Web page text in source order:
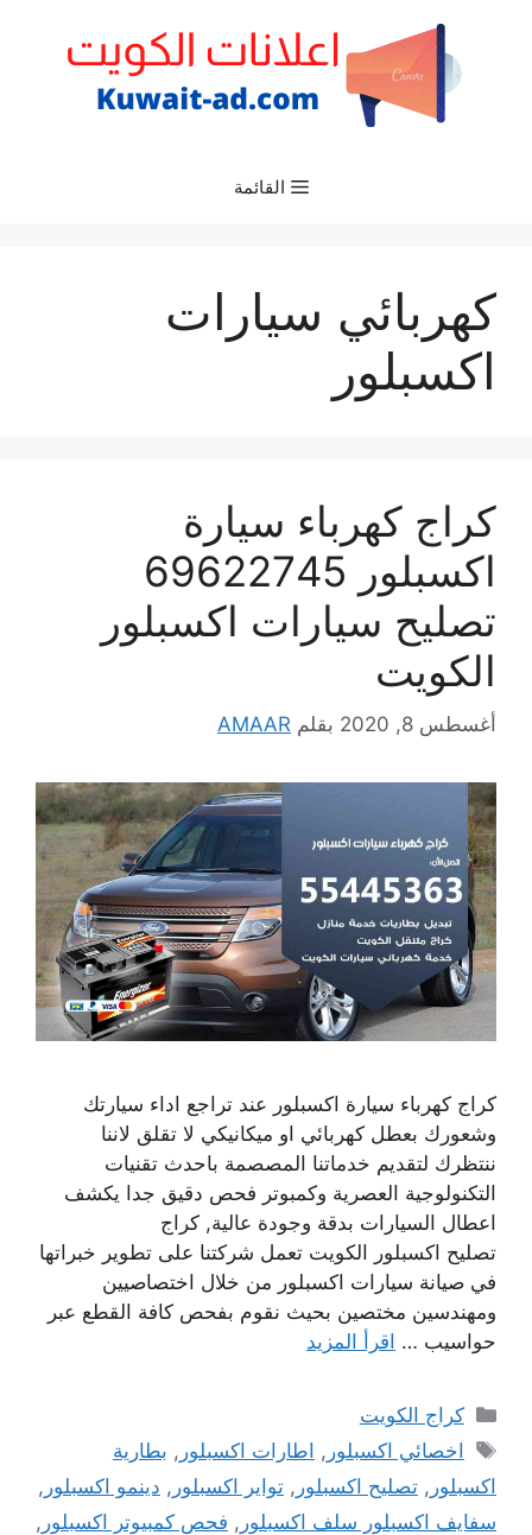
القائمة
كهربائي سيارات
اكسبلور
كراج كهرباء سيارة
اكسبلور 69622745
تصليح سيارات اكسبلور
الكويت
أغسطس 8, 2020 بقلم AMAAR
كراج كهرباء سيارة اكسبلور عند تراجع اداء سيارتك
وشعورك بعطل كهربائي او ميكانيكي لا تقلق لاننا
ننتظرك لتقديم خدماتنا المصصمة باحدث تقنيات
التكنولوجية العصرية وكمبوتر فحص دقيق جدا يكشف
اعطال السيارات بدقة وجودة عالية, كراج
تصليح اكسبلور الكويت تعمل شركتنا على تطوير خبراتها
في صيانة سيارات اكسبلور من خلال اختصاصيين
ومهندسين مختصين بحيث نقوم بفحص كافة القطع عبر
حواسيب … اقرأ المزيد
التصنيفات
كراج الكويت
الوسوم
اخصائي اكسبلور , اطارات اكسبلور , بطارية
اكسبلور , تصليح اكسبلور , تواير اكسبلور , دينمو اكسبلور ,
سفايف اكسبلور سلف اكسبلور , فحص كمبيوتر اكسبلور ,